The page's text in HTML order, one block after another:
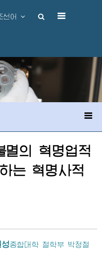
선어
멸의 혁명업적
는 혁명사적
성종합대학 철학부 박정철